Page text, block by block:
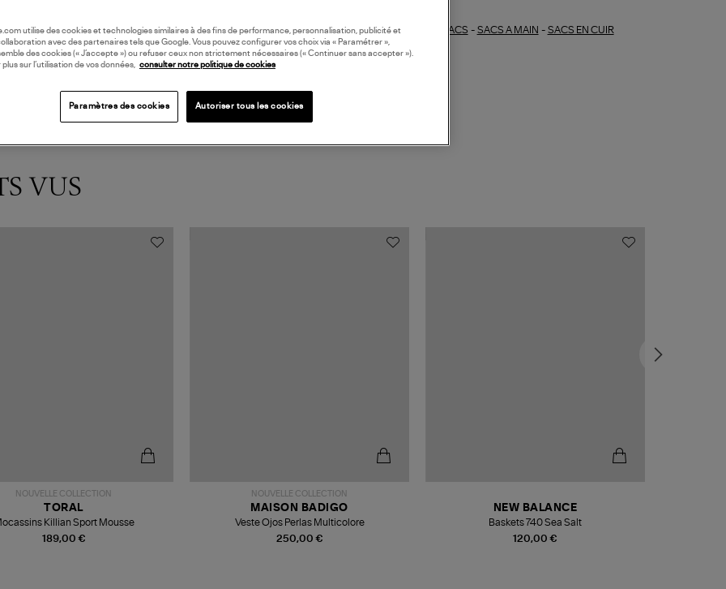
Collections similaires : SACS - SACS A MAIN - SACS EN CUIR
VUS
NOUVELLE COLLECTION
189,00 €
TORAL
Killian Sport Mousse
NOUVELLE COLLECTION
250,00 €
MAISON BADIGO
Veste Ojos Perlas Multicolore
120,00 €
NEW BALANCE
Baskets 740 Sea Salt
utilise des cookies et technologies similaires à des fins de performance, personnalisation, publicité et
avec des partenaires tels que Google. Vous pouvez configurer vos choix via « Paramétrer »,
des cookies (« J’accepte ») ou refuser ceux non strictement nécessaires (« Continuer sans accepter »).
plus sur l’utilisation de vos données, consulter notre politique de cookies
Paramètres des cookies Autoriser tous les cookies